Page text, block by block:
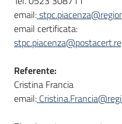
email:
email certificata:
Referente:
Cristina Francia
email: